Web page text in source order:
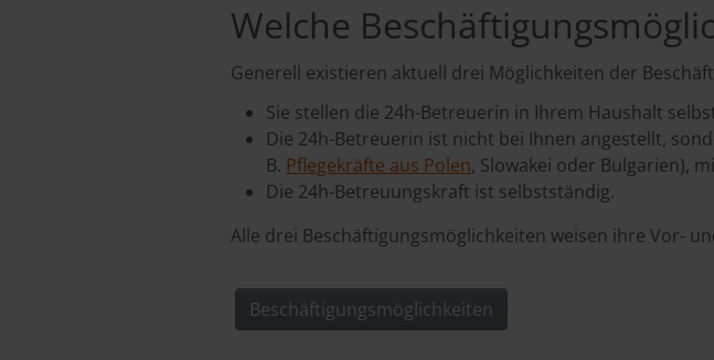
Welche
Generell existieren aktuell drei Möglichkeiten der
Sie stellen die 24h-Betreuerin in Ihrem Haushalt
Die 24h-Betreuerin ist nicht bei Ihnen angestellt,
B. Pflegekräfte aus Polen, Slowakei oder Bulgarien),
Die 24h-Betreuungskraft ist selbstständig.
Alle drei Beschäftigungsmöglichkeiten weisen ihre Vor-
Beschäftigungsmöglichkeiten